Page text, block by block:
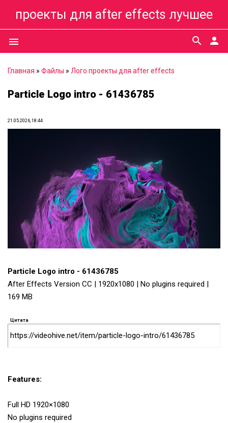
проекты для after effects лучшее
menu person
search
Главная » Файлы » Лого проекты для after effects
Particle Logo intro - 61436785
21.05.2026, 18:44
Particle Logo intro - 61436785
After Effects Version CC | 1920x1080 | No plugins required |
169 MB
Цитата
https://videohive.net/item/particle-logo-intro/61436785
Features:
Full HD 1920×1080
No plugins required